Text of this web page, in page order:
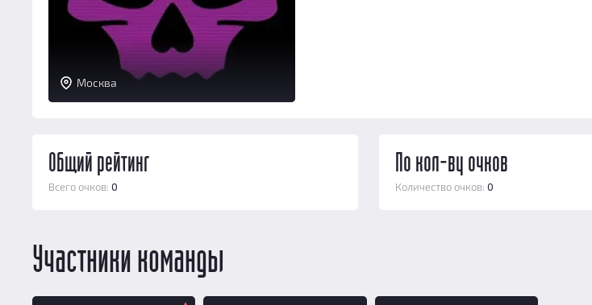
Москва
Общий рейтинг
Всего очков: 0
По кол-ву очков
Количество очков: 0
Участники команды